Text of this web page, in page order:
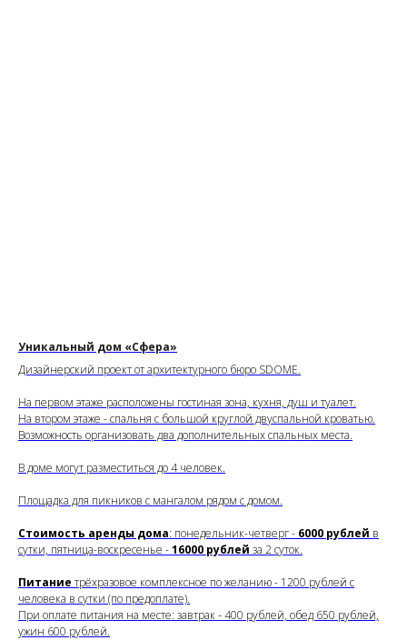
Уникальный дом «Сфера»
Дизайнерский проект от архитектурного бюро SDOME.
На первом этаже расположены гостиная зона, кухня, душ и туалет.
На втором этаже - спальня с большой круглой двуспальной кроватью.
Возможность организовать два дополнительных спальных места.
В доме могут разместиться до 4 человек.
Площадка для пикников с мангалом рядом с домом.
Стоимость аренды дома: понедельник-четверг - 6000 рублей в
сутки, пятница-воскресенье -16000 рублей за 2 суток.
Питание трёхразовое комплексное по желанию - 1200 рублей с
человека в сутки (по предоплате).
При оплате питания на месте: завтрак - 400 рублей, обед 650 рублей,
ужин 600 рублей.